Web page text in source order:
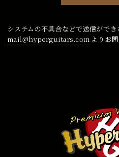
システムの不具合などで送信がで
mail@hyperguitars.com よりお